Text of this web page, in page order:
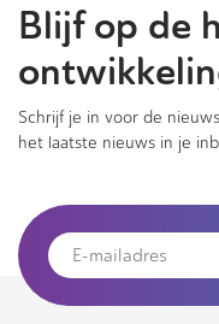
Blijf op de
Schrijf je in voor de
het laatste nieuws in je